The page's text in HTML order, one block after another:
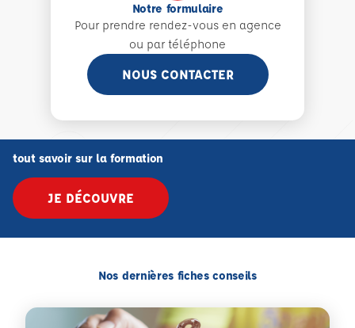
Notre formulaire
Pour prendre rendez-vous en agence
ou par téléphone
NOUS CONTACTER
tout savoir sur la formation
JE DÉCOUVRE
Nos dernières fiches conseils